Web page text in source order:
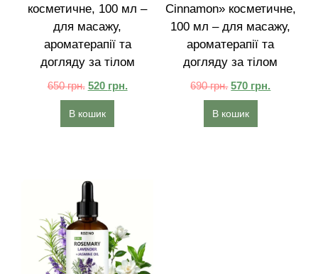
косметичне, 100 мл –
для масажу,
ароматерапії та
догляду за тілом
650грн. 520 грн.
В кошик
Cinnamon» косметичне,
100 мл – для масажу,
ароматерапії та
догляду за тілом
690грн. 570 грн.
В кошик